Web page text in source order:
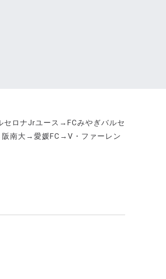
セロナJrユース→FCみやぎバルセ
南大→愛媛FC→V・ファーレン